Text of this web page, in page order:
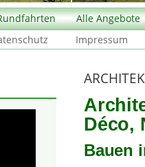
Alle Angebote
Impressum
Déco,
Bauen